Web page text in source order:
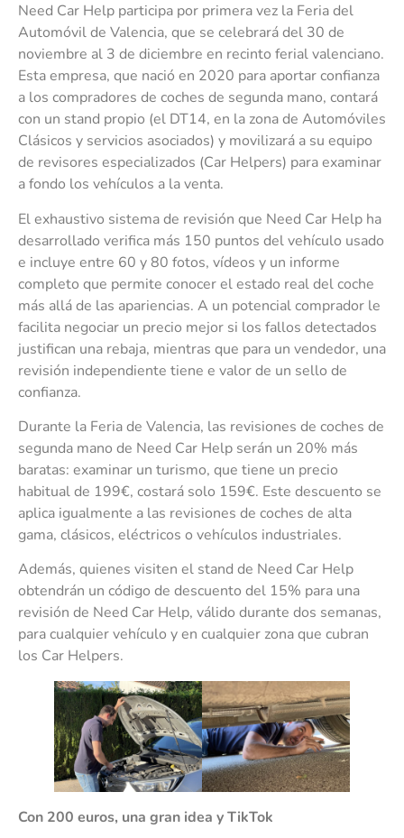
Need Car Help participa por primera vez la Feria del
Automóvil de Valencia, que se celebrará del 30 de
noviembre al 3 de diciembre en recinto ferial valenciano.
Esta empresa, que nació en 2020 para aportar confianza
a los compradores de coches de segunda mano, contará
con un stand propio (el DT14, en la zona de Automóviles
Clásicos y servicios asociados) y movilizará a su equipo
de revisores especializados (Car Helpers) para examinar
a fondo los vehículos a la venta.
El exhaustivo sistema de revisión que Need Car Help ha
desarrollado verifica más 150 puntos del vehículo usado
e incluye entre 60 y 80 fotos, vídeos y un informe
completo que permite conocer el estado real del coche
más allá de las apariencias. A un potencial comprador le
facilita negociar un precio mejor si los fallos detectados
justifican una rebaja, mientras que para un vendedor, una
revisión independiente tiene e valor de un sello de
confianza.
Durante la Feria de Valencia, las revisiones de coches de
segunda mano de Need Car Help serán un 20% más
baratas: examinar un turismo, que tiene un precio
habitual de 199€, costará solo 159€. Este descuento se
aplica igualmente a las revisiones de coches de alta
gama, clásicos, eléctricos o vehículos industriales.
Además, quienes visiten el stand de Need Car Help
obtendrán un código de descuento del 15% para una
revisión de Need Car Help, válido durante dos semanas,
para cualquier vehículo y en cualquier zona que cubran
los Car Helpers.
Con 200 euros, una gran idea y TikTok